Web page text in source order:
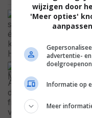
Door
CELEBRITY
'The
dode(?)
wijzigen door
'Meer opties'
advertentie-
Informatie op
Meer